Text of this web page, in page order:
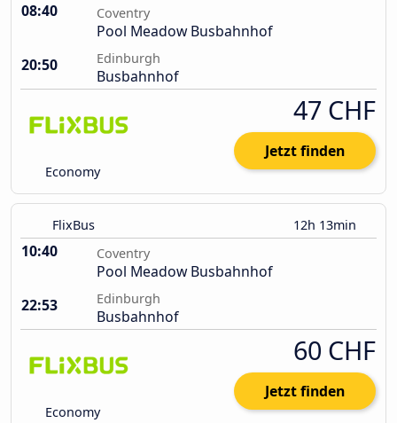
08:40 Coventry
Pool Meadow Busbahnhof
20:50
Edinburgh
Busbahnhof
Economy
47 CHF
Jetzt finden
FlixBus 12h 13min
10:40 Coventry
Pool Meadow Busbahnhof
22:53
Edinburgh
Busbahnhof
Economy
60 CHF
Jetzt finden